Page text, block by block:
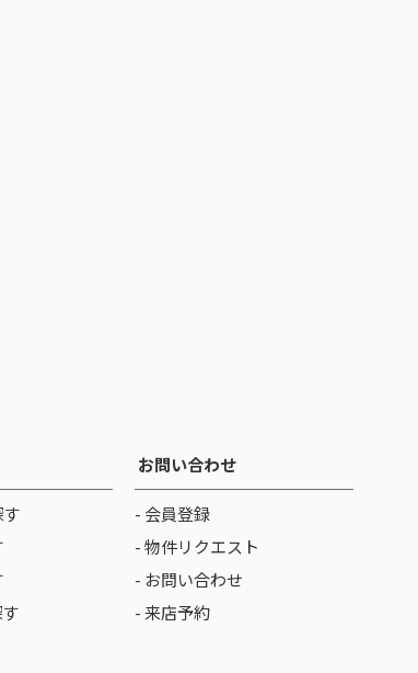
お問い合わせ
- 会員登録
- 物件リクエスト
- お問い合わせ
- 来店予約